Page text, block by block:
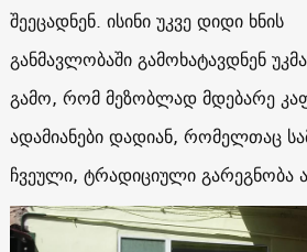
შეეცადნენ. ისინი უკვე დიდი ხნის
განმავლობაში გამოხატავდნენ
გამო, რომ მეზობლად მდებარე
ადამიანები დადიან, რომელთაც
ჩვეული, ტრადიციული გარეგნობა